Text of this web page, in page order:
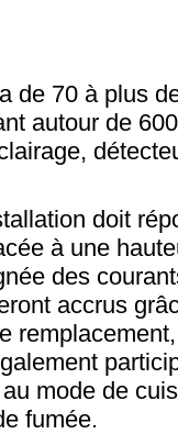
de 70 à plus
autour de
doit
à une
des
accrus
mode de
fumée.